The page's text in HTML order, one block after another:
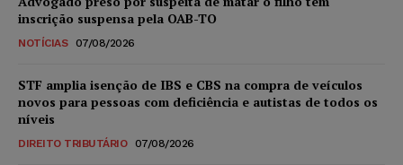
inscrição suspensa pela OAB-TO
NOTÍCIAS 07/08/2026
STF amplia isenção de IBS e CBS na compra de veículos
novos para pessoas com deficiência e autistas de todos os
níveis
DIREITO TRIBUTÁRIO 07/08/2026